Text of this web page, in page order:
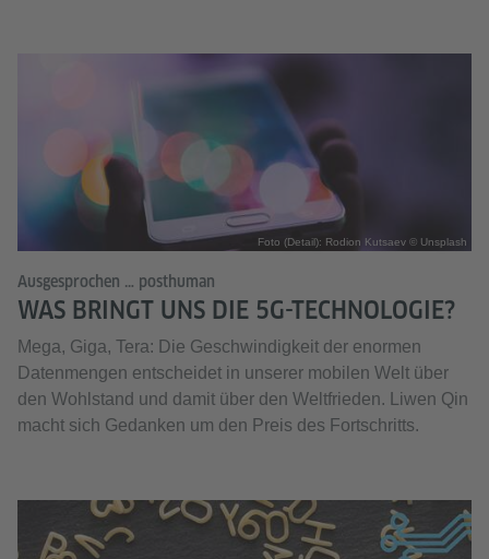
Foto (Detail): Rodion Kutsaev © Unsplash
Ausgesprochen … posthuman
WAS BRINGT UNS DIE 5G-TECHNOLOGIE?
Mega, Giga, Tera: Die Geschwindigkeit der enormen
Datenmengen entscheidet in unserer mobilen Welt über
den Wohlstand und damit über den Weltfrieden. Liwen Qin
macht sich Gedanken um den Preis des Fortschritts.